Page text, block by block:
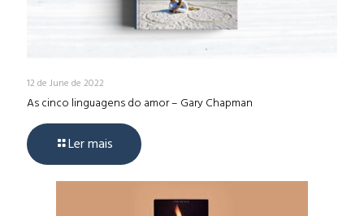
12 de June de 2022
As cinco linguagens do amor – Gary Chapman
Ler mais